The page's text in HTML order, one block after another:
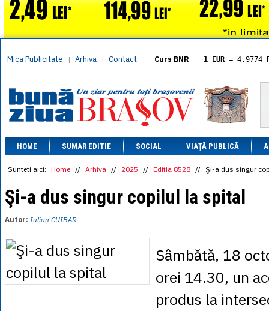
Mica Publicitate | Arhiva | Contact Curs BNR 1 EUR = 4.9774
= 5.8304
1 XAU= 464.4611
1 AED= 1.1933
1 AUD= 2.7957
1 BGN= 2.5449
1 CAD= 3.1559
1 CHF= 5.2813
1 CNY= 0.6015
1 DKK= 0.6668
1 EGP
= 0.0860
1 MDL= 0.2538
1 MXN
1 NOK
= 0.4191
= 2.6097
1 PLN = 1.1646
HOME SUMAR EDITIE SOCIAL VIAȚĂ PUBLICĂ
Sunteti aici: Home // Arhiva // 2025 // Editia 8528 // Şi-a dus singur
Şi-a dus singur copilul la spital
Autor: Iulian CUIBAR
Sâmbătă, 18
orei 14.30, un
produs la